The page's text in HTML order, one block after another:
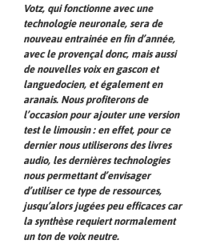
Votz, qui fonctionne avec une
technologie neuronale, sera de
nouveau entrainée en fin d’année,
avec le provençal donc, mais aussi
de nouvelles voix en gascon et
languedocien, et également en
aranais. Nous profiterons de
l’occasion pour ajouter une version
test le limousin : en effet, pour ce
dernier nous utiliserons des livres
audio, les dernières technologies
nous permettant d’envisager
d’utiliser ce type de ressources,
jusqu’alors jugées peu efficaces car
la synthèse requiert normalement
un ton de voix neutre.